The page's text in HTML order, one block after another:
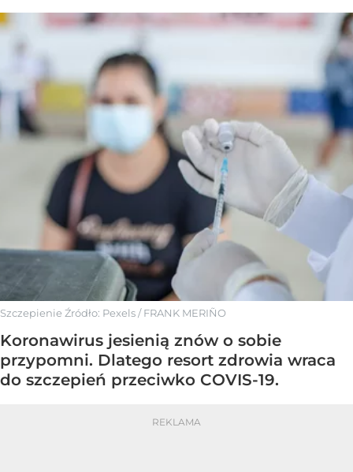
Szczepienie Źródło: Pexels/FRANK MERIÑO
Koronawirus jesienią znów o sobie
przypomni. Dlatego resort zdrowia wraca
do szczepień przeciwko COVIS-19.